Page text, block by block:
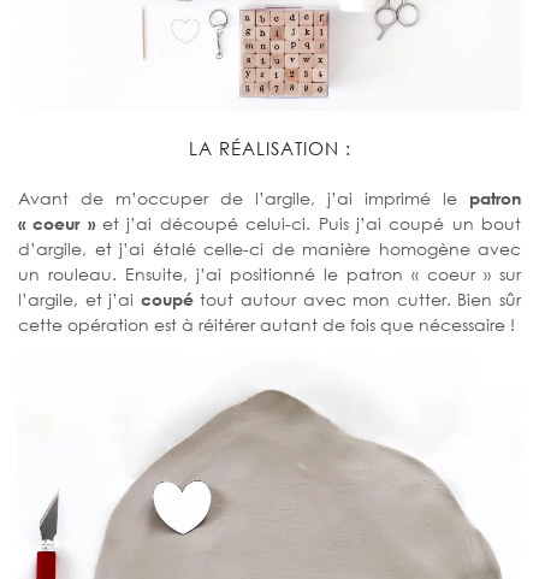
LA RÉALISATION :
Avant de m’occuper de l’argile, j’ai imprimé le patron
« coeur »et j’ai découpé celui-ci. Puis j’ai coupé un bout
d’argile, et j’ai étalé celle-ci de manière homogène avec
un rouleau. Ensuite, j’ai positionné le patron « coeur » sur
l’argile, et j’ai coupétout autour avec mon cutter. Bien sûr
cette opération est à réitérer autant de fois que nécessaire !